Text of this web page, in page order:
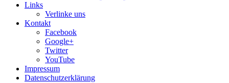
Links
Verlinke uns
Kontakt
Facebook
Google+
Twitter
YouTube
Impressum
Datenschutzerklärung